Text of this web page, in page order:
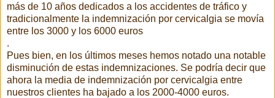
más de 10 años dedicados a los accidentes de tráfico y
tradicionalmente la indemnización por cervicalgia se movía
entre los 3000 y los 6000 euros
.
Pues bien, en los últimos meses hemos notado una notable
disminución de estas indemnizaciones. Se podría decir que
ahora la media de indemnización por cervicalgia entre
nuestros clientes ha bajado a los 2000-4000 euros.